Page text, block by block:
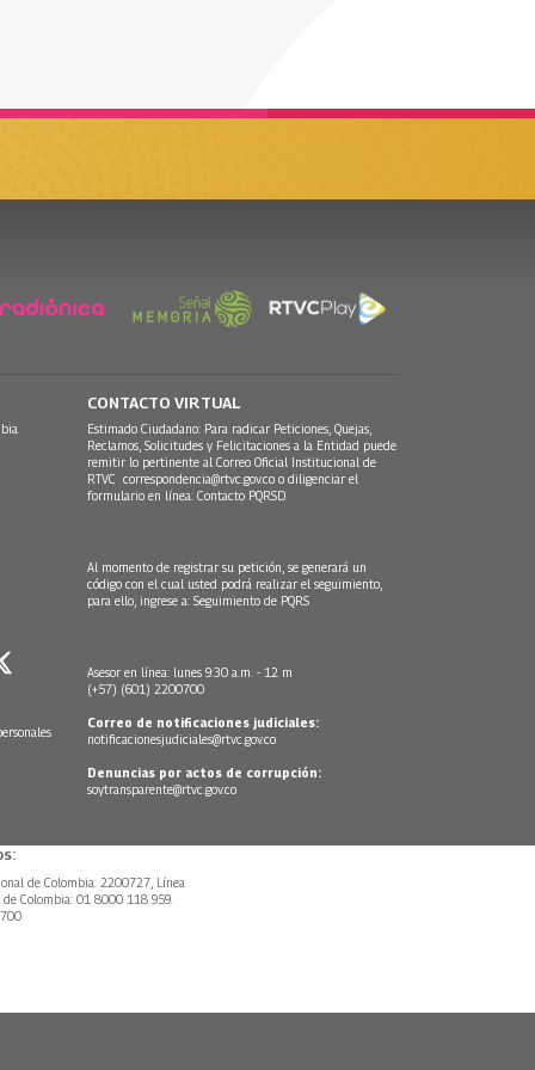
CONTACTO VIRTUAL
Estimado Ciudadano: Para radicar Peticiones, Quejas,
Reclamos, Solicitudes y Felicitaciones a la Entidad puede
remitir lo pertinente al Correo Oficial Institucional de
RTVC correspondencia@rtvc.gov.co o diligenciar el
formulario en línea: Contacto PQRSD.
Al momento de registrar su petición, se generará un
código con el cual usted podrá realizar el seguimiento,
para ello, ingrese a: Seguimiento de PQRS
Asesor en línea: lunes 9:30 a.m. - 12 m
(+57) (601) 2200700
Correo de notificaciones judiciales:
notificacionesjudiciales@rtvc.gov.co
Denuncias por actos de corrupción:
soytransparente@rtvc.gov.co
de Colombia: 2200727, Línea
Colombia: 01 8000 118 959.